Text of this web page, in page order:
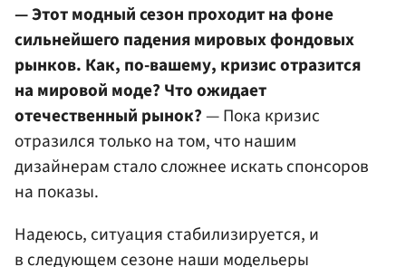
— Этот модный сезон проходит на фоне
сильнейшего падения мировых фондовых
рынков. Как, по-вашему, кризис отразится
на мировой моде? Что ожидает
отечественный рынок?— Пока кризис
отразился только на том, что нашим
дизайнерам стало сложнее искать спонсоров
на показы.
Надеюсь, ситуация стабилизируется, и
в следующем сезоне наши модельеры